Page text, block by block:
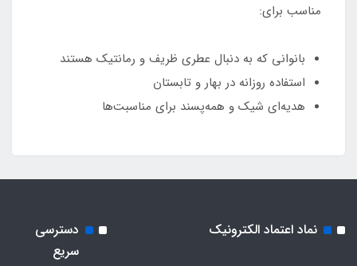
مناسب برای:
بانوانی که به دنبال عطری ظریف و رمانتیک هستند
استفاده روزانه در بهار و تابستان
هدیه‌ای شیک و همه‌پسند برای مناسبت‌ها
نماد اعتماد الکترونیک
دسترسی
سریع